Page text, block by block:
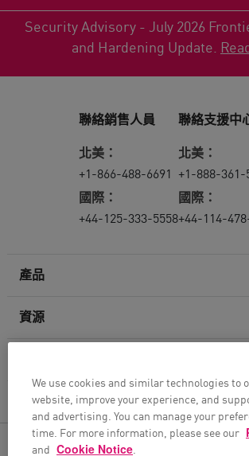
Security Advisory - July 2026
and Hardening Update.
產品
次世代防火牆
雲端網路安全防護
WAF
資源
公司
聯絡銷售人員
北美：
+1-866-488-6691
國際：
+44-125-333-5558
聯絡支援中
北美：
+1-888-361-
國際：
+44-114-
追蹤我們的最新消息
We use cookies and similar technologies to
website, improve your experience, and
and advertising. You can manage your
time. For more information, please see our
and Cookie Notice.